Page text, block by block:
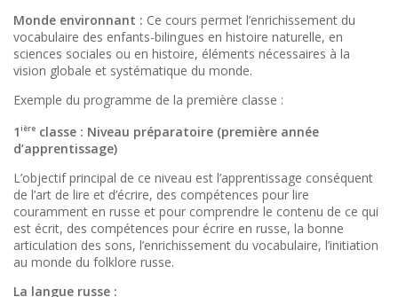
Monde environnant : Ce cours permet l’enrichissement du
vocabulaire des enfants-bilingues en histoire naturelle, en
sciences sociales ou en histoire, éléments nécessaires à la
vision globale et systématique du monde.
Exemple du programme de la première classe :
1ière classe : Niveau préparatoire (première année
d’apprentissage)
L’objectif principal de ce niveau est l’apprentissage conséquent
de l’art de lire et d’écrire, des compétences pour lire
couramment en russe et pour comprendre le contenu de ce qui
est écrit, des compétences pour écrire en russe, la bonne
articulation des sons, l’enrichissement du vocabulaire, l’initiation
au monde du folklore russe.
La langue russe :